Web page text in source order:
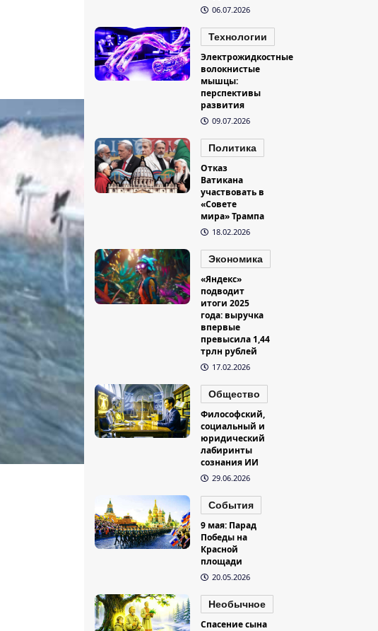
06.07.2026
Технологии
Электрожидкостные
волокнистые
мышцы:
перспективы
развития
09.07.2026
Политика
Отказ
Ватикана
участвовать в
«Совете
мира» Трампа
18.02.2026
Экономика
«Яндекс»
подводит
итоги 2025
года: выручка
впервые
превысила 1,44
трлн рублей
17.02.2026
Общество
Философский,
социальный и
юридический
лабиринты
сознания ИИ
29.06.2026
События
9 мая: Парад
Победы на
Красной
площади
20.05.2026
Необычное
Спасение сына